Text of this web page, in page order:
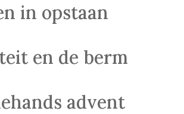
in opstaan
en de berm
advent